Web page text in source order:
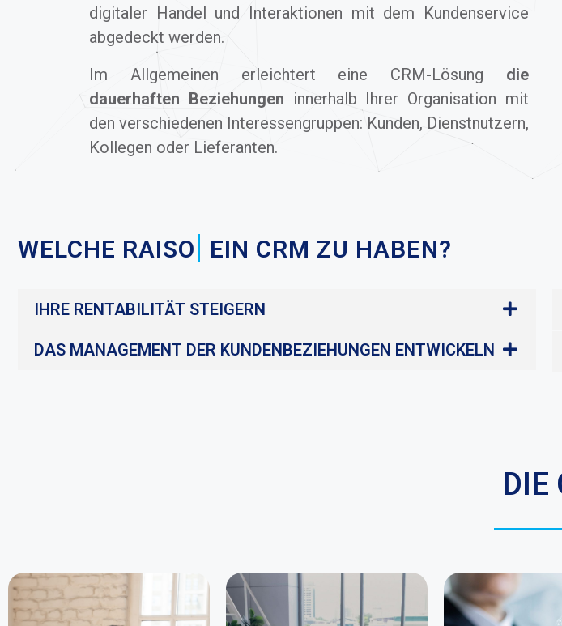
digitaler Handel und Interaktionen mit dem Kundenservice
abgedeckt werden.
Im Allgemeinen erleichtert eine CRM-Lösung die
dauerhaften Beziehungen innerhalb Ihrer Organisation mit
den verschiedenen Interessengruppen: Kunden, Dienstnutzern,
Kollegen oder Lieferanten.
WELCHE AVA| EIN CRM ZU HABEN?
IHRE RENTABILITÄT STEIGERN
DAS MANAGEMENT DER KUNDENBEZIEHUNGEN ENTWICKELN
DIE
Durch den Einsatz von
CRM können sie auf
haben sie einen
hervorragenden
Die Teams für
und